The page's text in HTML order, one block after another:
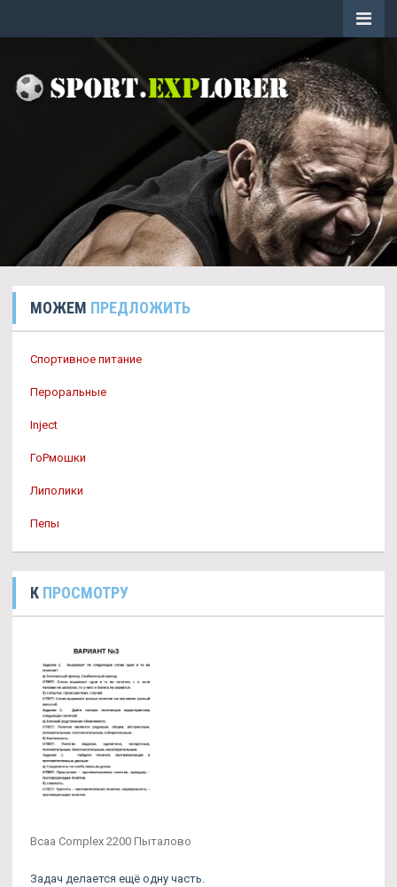
МОЖЕМ ПРЕДЛОЖИТЬ
Спортивное питание
Пероральные
Inject
ГоРмошки
Липолики
Пепы
К ПРОСМОТРУ
Bcaa Complex 2200 Пыталово
Задач делается ещё одну часть.